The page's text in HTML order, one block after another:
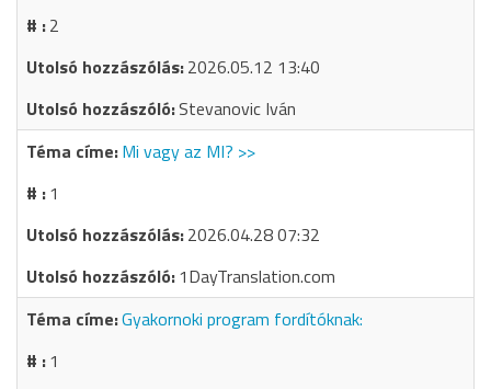
2
2026.05.12 13:40
Stevanovic Iván
Mi vagy az MI? >>
1
2026.04.28 07:32
1DayTranslation.com
Gyakornoki program fordítóknak:
1